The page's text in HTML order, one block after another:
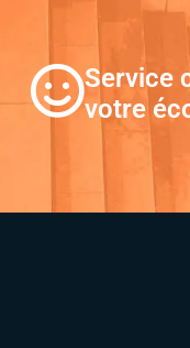
Service
votre